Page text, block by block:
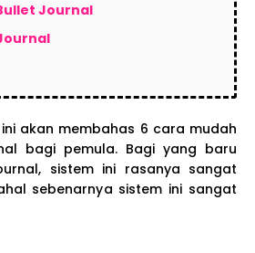
Journal
akan membahas 6 cara mudah
bagi pemula. Bagi yang baru
sistem ini rasanya sangat
sebenarnya sistem ini sangat